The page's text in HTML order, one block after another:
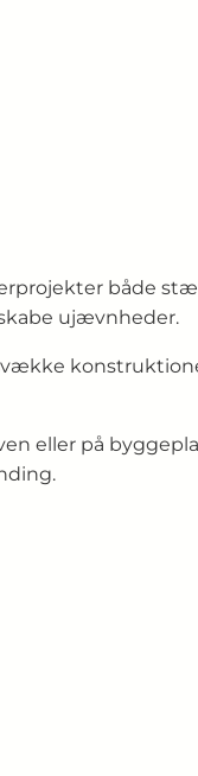
både
ujævnheder.
eller på